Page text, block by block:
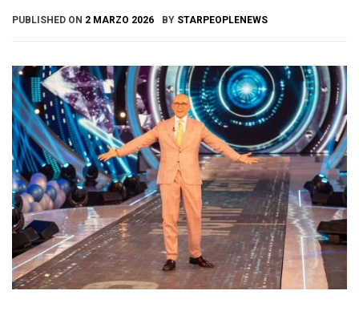
PUBLISHED ON 2 MARZO 2026 BY STARPEOPLENEWS